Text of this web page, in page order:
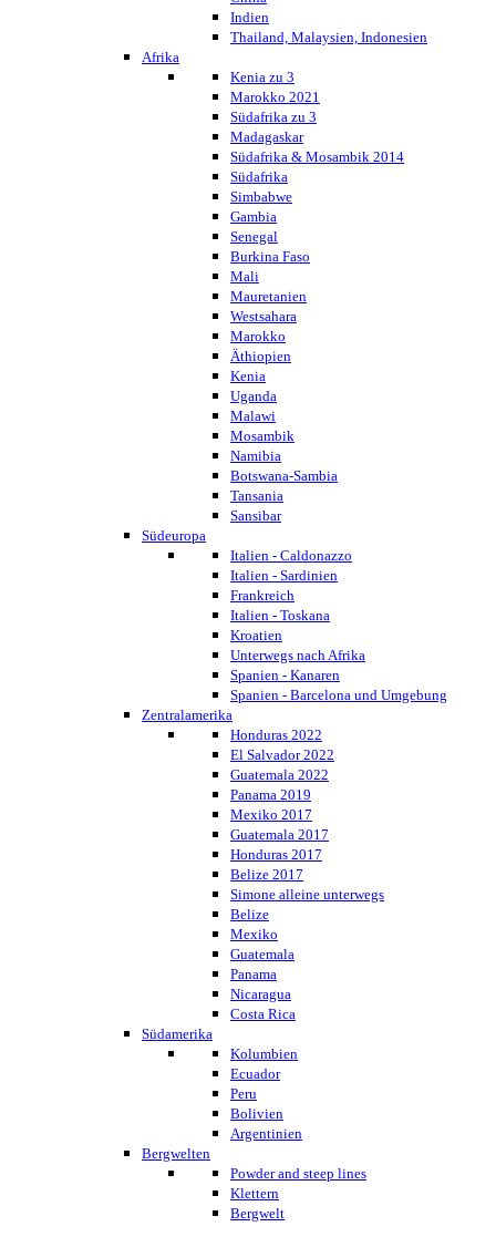
Indien
Thailand, Malaysien, Indonesien
Afrika
Kenia zu 3
Marokko 2021
Südafrika zu 3
Madagaskar
Südafrika & Mosambik 2014
Südafrika
Simbabwe
Gambia
Senegal
Burkina Faso
Mali
Mauretanien
Westsahara
Marokko
Äthiopien
Kenia
Uganda
Malawi
Mosambik
Namibia
Botswana-Sambia
Tansania
Sansibar
Südeuropa
Italien - Caldonazzo
Italien - Sardinien
Frankreich
Italien - Toskana
Kroatien
Unterwegs nach Afrika
Spanien - Kanaren
Spanien - Barcelona und Umgebung
Zentralamerika
Honduras 2022
El Salvador 2022
Guatemala 2022
Panama 2019
Mexiko 2017
Guatemala 2017
Honduras 2017
Belize 2017
Simone alleine unterwegs
Belize
Mexiko
Guatemala
Panama
Nicaragua
Costa Rica
Südamerika
Kolumbien
Ecuador
Peru
Bolivien
Argentinien
Bergwelten
Powder and steep lines
Klettern
Bergwelt